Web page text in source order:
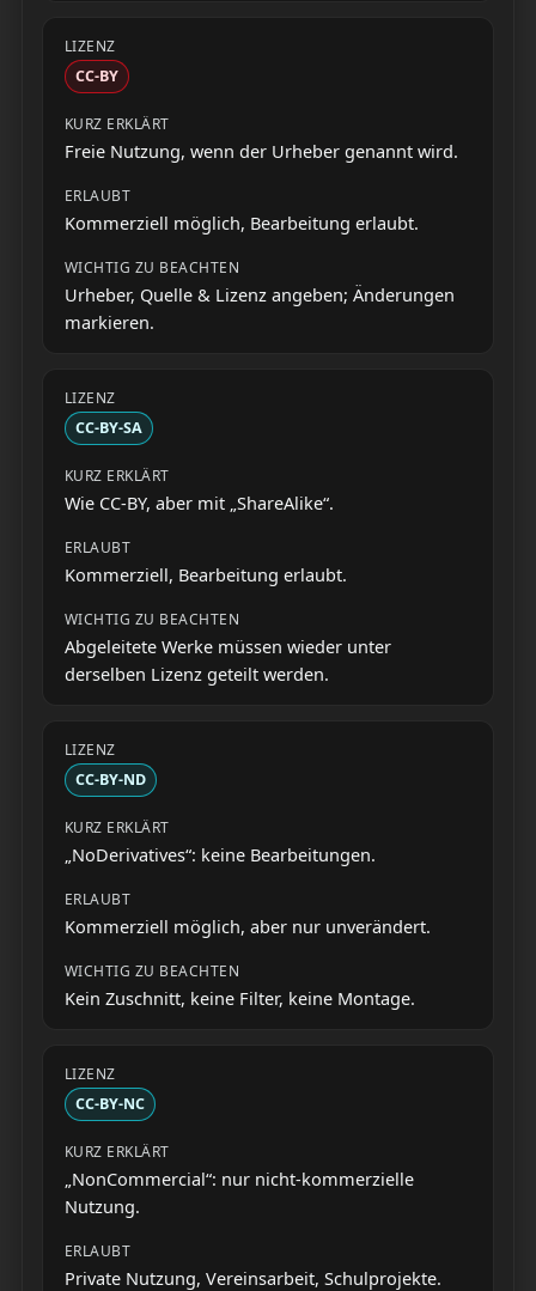
CC-BY
Freie Nutzung, wenn der Urheber genannt wird.
Kommerziell möglich, Bearbeitung erlaubt.
Urheber, Quelle & Lizenz angeben; Änderungen
markieren.
CC-BY-SA
Wie CC-BY, aber mit „ShareAlike“.
Kommerziell, Bearbeitung erlaubt.
Abgeleitete Werke müssen wieder unter
derselben Lizenz geteilt werden.
CC-BY-ND
„NoDerivatives“: keine Bearbeitungen.
Kommerziell möglich, aber nur unverändert.
Kein Zuschnitt, keine Filter, keine Montage.
CC-BY-NC
„NonCommercial“: nur nicht-kommerzielle
Nutzung.
Private Nutzung, Vereinsarbeit, Schulprojekte.